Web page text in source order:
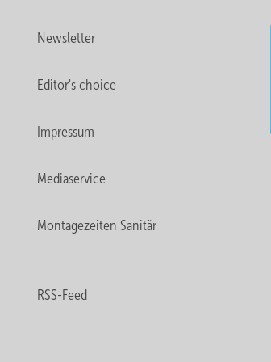
Newsletter
Editor's choice
Impressum
Mediaservice
Montagezeiten Sanitär
RSS-Feed